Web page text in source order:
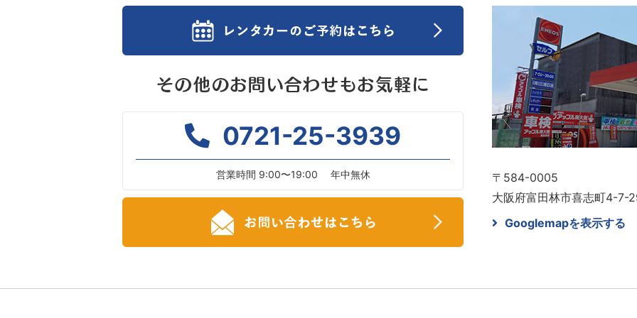
0721-25-3939
営業時間 9:00〜19:00 年中無休
〒584-0005
大阪府富田林市喜志町4-7-
Googlemapを表示する